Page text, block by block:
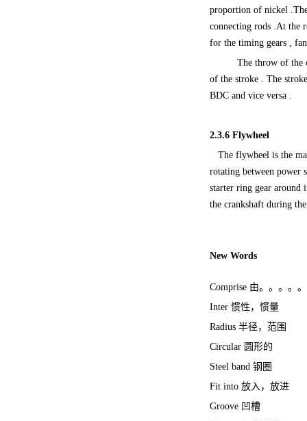
proportion of nickel
connecting rods .At the
for the timing gears ,
The throw of the
of the stroke . The
BDC and vice versa .
2.3.6 Flywheel
The flywheel is the
rotating between power
starter ring gear around
the crankshaft during
New Words
Comprise 由。。。。
Inter 惯性，惯量
Radius 半径，范围
Circular 圆形的
Steel band 钢圈
Fit into 放入，放进
Groove 凹槽